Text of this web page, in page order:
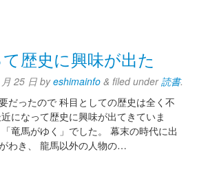
歴史に興味が出た
25 日 byeshimainfo & filed under読書.
だったので 科目としての歴史は全く不
になって歴史に興味が出てきていま
竜馬がゆく」でした。 幕末の時代に出
わき、 龍馬以外の人物の…